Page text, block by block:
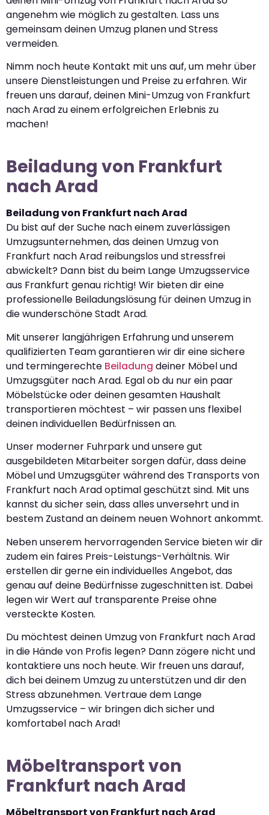
angenehm wie möglich zu gestalten. Lass uns
gemeinsam deinen Umzug planen und Stress
vermeiden.
Nimm noch heute Kontakt mit uns auf, um mehr über
unsere Dienstleistungen und Preise zu erfahren. Wir
freuen uns darauf, deinen Mini-Umzug von Frankfurt
nach Arad zu einem erfolgreichen Erlebnis zu
machen!
Beiladung von Frankfurt
nach Arad
Beiladung von Frankfurt nach Arad
Du bist auf der Suche nach einem zuverlässigen
Umzugsunternehmen, das deinen Umzug von
Frankfurt nach Arad reibungslos und stressfrei
abwickelt? Dann bist du beim Lange Umzugsservice
aus Frankfurt genau richtig! Wir bieten dir eine
professionelle Beiladungslösung für deinen Umzug in
die wunderschöne Stadt Arad.
Mit unserer langjährigen Erfahrung und unserem
qualifizierten Team garantieren wir dir eine sichere
und termingerechte Beiladung deiner Möbel und
Umzugsgüter nach Arad. Egal ob du nur ein paar
Möbelstücke oder deinen gesamten Haushalt
transportieren möchtest – wir passen uns flexibel
deinen individuellen Bedürfnissen an.
Unser moderner Fuhrpark und unsere gut
ausgebildeten Mitarbeiter sorgen dafür, dass deine
Möbel und Umzugsgüter während des Transports von
Frankfurt nach Arad optimal geschützt sind. Mit uns
kannst du sicher sein, dass alles unversehrt und in
bestem Zustand an deinem neuen Wohnort ankommt.
Neben unserem hervorragenden Service bieten wir dir
zudem ein faires Preis-Leistungs-Verhältnis. Wir
erstellen dir gerne ein individuelles Angebot, das
genau auf deine Bedürfnisse zugeschnitten ist. Dabei
legen wir Wert auf transparente Preise ohne
versteckte Kosten.
Du möchtest deinen Umzug von Frankfurt nach Arad
in die Hände von Profis legen? Dann zögere nicht und
kontaktiere uns noch heute. Wir freuen uns darauf,
dich bei deinem Umzug zu unterstützen und dir den
Stress abzunehmen. Vertraue dem Lange
Umzugsservice – wir bringen dich sicher und
komfortabel nach Arad!
Möbeltransport von
Frankfurt nach Arad